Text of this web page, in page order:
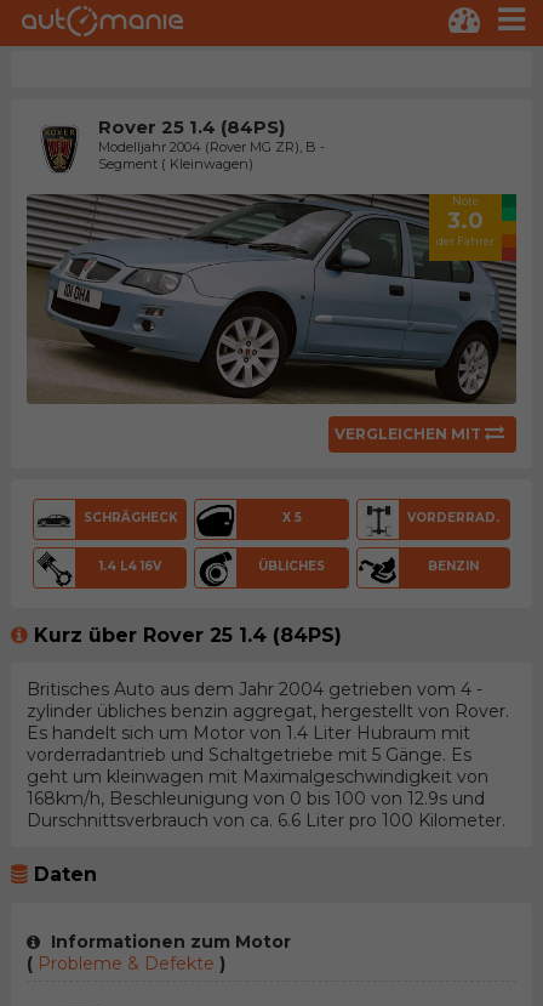
Rover 25 1.4 (84PS)
Modelljahr 2004 (Rover MG ZR), B -
Segment ( Kleinwagen)
Note
3.0
der Fahrer
VERGLEICHEN MIT
SCHRÄGHECK X 5 VORDERRAD.
1.4 L4 16V ÜBLICHES BENZIN
Kurz über Rover 25 1.4 (84PS)
Britisches Auto aus dem Jahr 2004 getrieben vom 4 -
zylinder übliches benzin aggregat, hergestellt von Rover.
Es handelt sich um Motor von 1.4 Liter Hubraum mit
vorderradantrieb und Schaltgetriebe mit 5 Gänge. Es
geht um kleinwagen mit Maximalgeschwindigkeit von
168km/h, Beschleunigung von 0 bis 100 von 12.9s und
Durschnittsverbrauch von ca. 6.6 Liter pro 100 Kilometer.
Daten
Informationen zum Motor
(Probleme & Defekte )